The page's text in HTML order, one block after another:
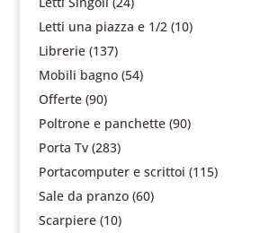
Letti una piazza e 1/2 (10)
Librerie (137)
Mobili bagno (54)
Offerte (90)
Poltrone e panchette (90)
Porta Tv (283)
Portacomputer e scrittoi (115)
Sale da pranzo (60)
Scarpiere (10)